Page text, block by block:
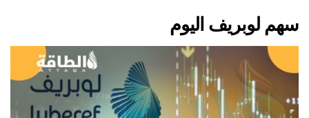
سهم لوبريف اليوم